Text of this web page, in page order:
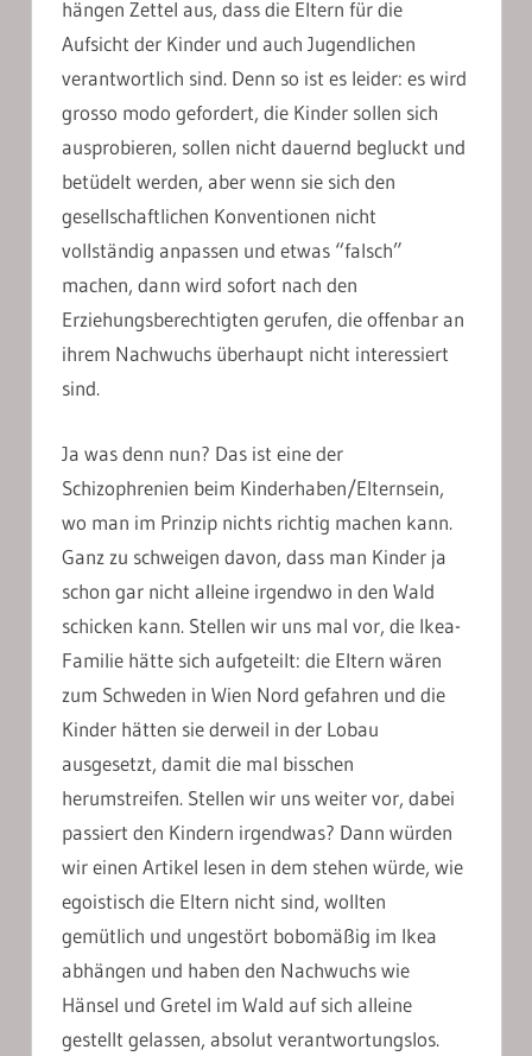
hängen Zettel aus, dass die Eltern für die
Aufsicht der Kinder und auch Jugendlichen
verantwortlich sind. Denn so ist es leider: es wird
grosso modo gefordert, die Kinder sollen sich
ausprobieren, sollen nicht dauernd begluckt und
betüdelt werden, aber wenn sie sich den
gesellschaftlichen Konventionen nicht
vollständig anpassen und etwas “falsch”
machen, dann wird sofort nach den
Erziehungsberechtigten gerufen, die offenbar an
ihrem Nachwuchs überhaupt nicht interessiert
sind.
Ja was denn nun? Das ist eine der
Schizophrenien beim Kinderhaben/Elternsein,
wo man im Prinzip nichts richtig machen kann.
Ganz zu schweigen davon, dass man Kinder ja
schon gar nicht alleine irgendwo in den Wald
schicken kann. Stellen wir uns mal vor, die Ikea-
Familie hätte sich aufgeteilt: die Eltern wären
zum Schweden in Wien Nord gefahren und die
Kinder hätten sie derweil in der Lobau
ausgesetzt, damit die mal bisschen
herumstreifen. Stellen wir uns weiter vor, dabei
passiert den Kindern irgendwas? Dann würden
wir einen Artikel lesen in dem stehen würde, wie
egoistisch die Eltern nicht sind, wollten
gemütlich und ungestört bobomäßig im Ikea
abhängen und haben den Nachwuchs wie
Hänsel und Gretel im Wald auf sich alleine
gestellt gelassen, absolut verantwortungslos.